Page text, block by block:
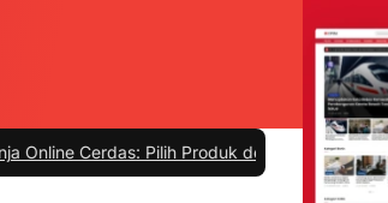
Pilih Produk dengan Bijak dan Hindari